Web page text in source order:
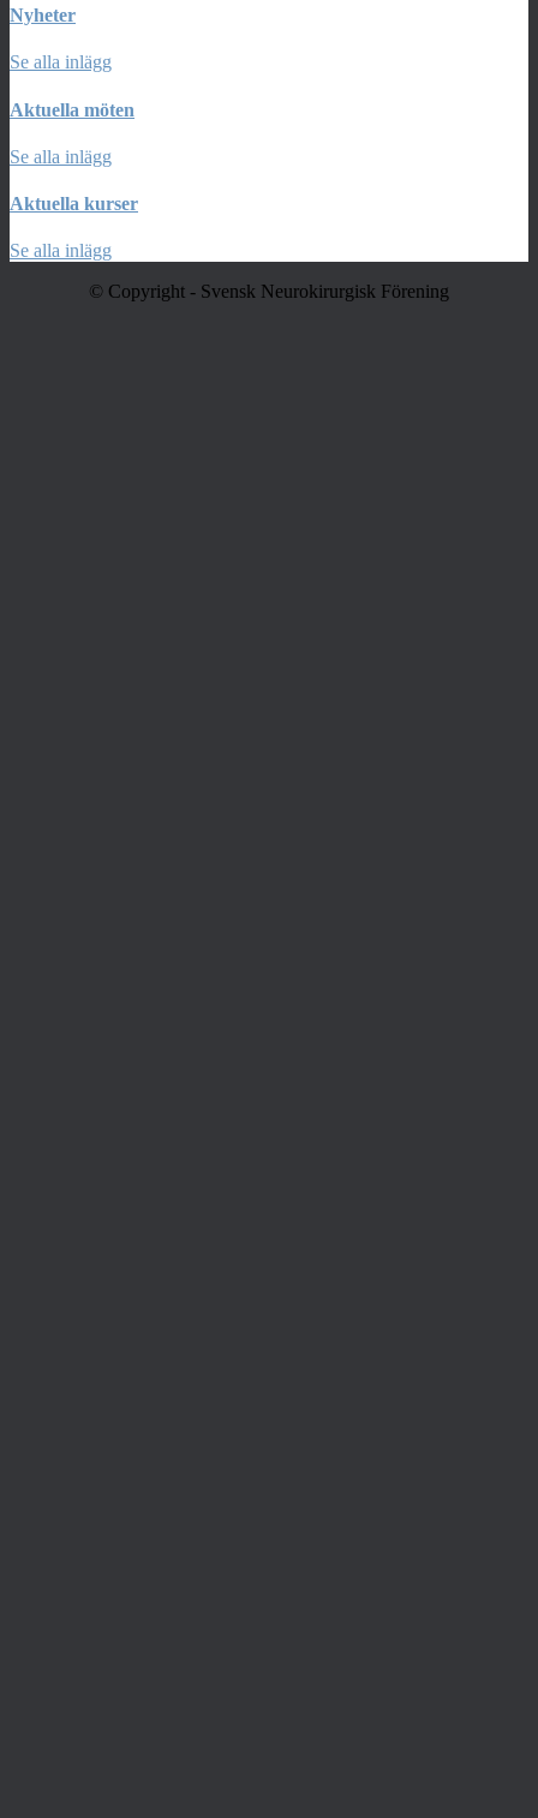
Nyheter
Se alla inlägg
Aktuella möten
Se alla inlägg
Aktuella kurser
Se alla inlägg
© Copyright - Svensk Neurokirurgisk Förening